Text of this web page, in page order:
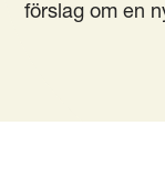
förslag om en